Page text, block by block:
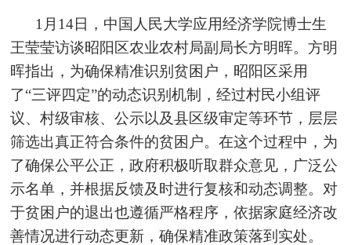
1月14日，中国人民大学应用经济学院博士生
王莹莹访谈昭阳区农业农村局副局长方明晖。方明
晖指出，为确保精准识别贫困户，昭阳区采用
了“三评四定”的动态识别机制，经过村民小组评
议、村级审核、公示以及县区级审定等环节，层层
筛选出真正符合条件的贫困户。在这个过程中，为
了确保公平公正，政府积极听取群众意见，广泛公
示名单，并根据反馈及时进行复核和动态调整。对
于贫困户的退出也遵循严格程序，依据家庭经济改
善情况进行动态更新，确保精准政策落到实处。